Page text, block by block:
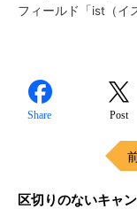
フィールド「ist（イ
Share Post
区切りのないキャ